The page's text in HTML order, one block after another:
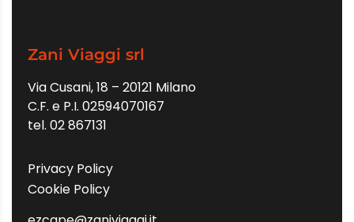
Zani Viaggi srl
Via Cusani, 18 – 20121 Milano
C.F. e P.I. 02594070167
tel. 02 867131
Privacy Policy
Cookie Policy